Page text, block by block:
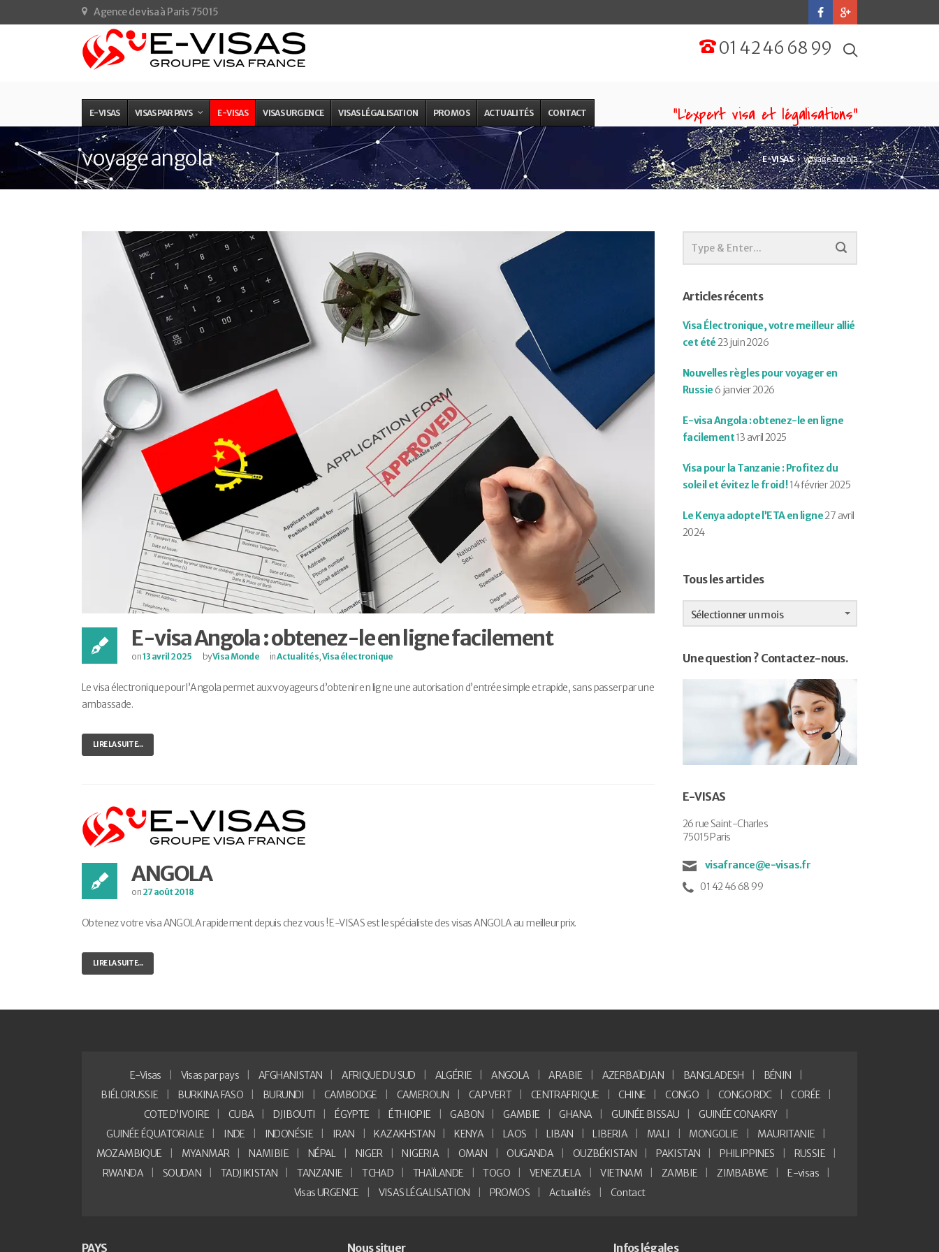
Agence de visa à Paris 75015
01 42 46 68 99
E-VISAS VISAS PAR PAYS E-VISAS VISAS URGENCE VISAS LÉGALISATION PROMOS ACTUALITÉS CONTACT “L'expert visa et légalisations”
voyage angola E-VISAS voyage angola
E-visa Angola : obtenez-le en ligne facilement
on13 avril 2025 byVisa Monde inActualités,Visa électronique
Le visa électronique pour l’Angola permet aux voyageurs d’obtenir en ligne une autorisation d’entrée simple et rapide, sans passer par une
ambassade.
LIRE LA SUITE...
ANGOLA
on 27 août 2018
Obtenez votre visa ANGOLA rapidement depuis chez vous ! E-VISAS est le spécialiste des visas ANGOLA au meilleur prix.
LIRE LA SUITE...
Articles récents
Visa Électronique, votre meilleur allié
cet été23 juin 2026
Nouvelles règles pour voyager en
Russie 6 janvier 2026
E-visa Angola : obtenez-le en ligne
facilement13 avril 2025
Visa pour la Tanzanie : Profitez du
soleil et évitez le froid !14 février 2025
Le Kenya adopte l’ETA en ligne27 avril
2024
Tous les articles
Tous
les
articles
Sélectionner un mois
Une question ? Contactez-nous.
E-VISAS
26 rue Saint-Charles
75015 Paris
visafrance@e-visas.fr
01 42 46 68 99
E-Visas Visas par pays AFGHANISTAN AFRIQUE DU SUD ALGÉRIE ANGOLA ARABIE AZERBAÏDJAN BANGLADESH
BÉNIN
BIÉLORUSSIE
BURKINA FASO BURUNDI CAMBODGE CAMEROUN CAP VERT CENTRAFRIQUE CHINE CONGO CONGO RDC
CORÉE
COTE D’IVOIRE
CUBA DJIBOUTI ÉGYPTE ÉTHIOPIE GABON GAMBIE GHANA GUINÉE BISSAU
GUINÉE CONAKRY
GUINÉE ÉQUATORIALE
INDE INDONÉSIE IRAN KAZAKHSTAN KENYA LAOS LIBAN LIBERIA MALI MONGOLIE
MAURITANIE
MOZAMBIQUE
MYANMAR NAMIBIE NÉPAL NIGER NIGERIA OMAN OUGANDA OUZBÉKISTAN PAKISTAN PHILIPPINES
RUSSIE
RWANDA
SOUDAN TADJIKISTAN TANZANIE TCHAD THAÏLANDE TOGO VENEZUELA VIETNAM ZAMBIE ZIMBABWE
E-visas
Visas URGENCE
VISAS LÉGALISATION PROMOS Actualités Contact
PAYS Nous situer Infos légales